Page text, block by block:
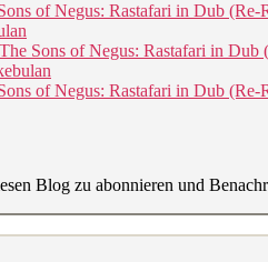
of Negus: Rastafari in Dub (Re-
Sons of Negus: Rastafari in Dub
of Negus: Rastafari in Dub (Re-
Blog zu abonnieren und